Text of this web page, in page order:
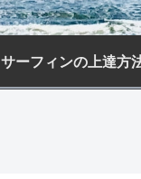
サーフィンの上達方